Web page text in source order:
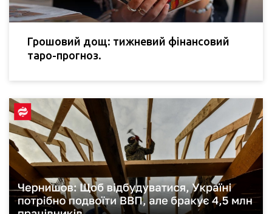
Грошовий дощ: тижневий фінансовий
таро-прогноз.